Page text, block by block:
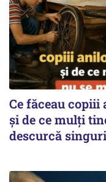
Ce făceau copiii
și de ce mulți
descurcă singuri